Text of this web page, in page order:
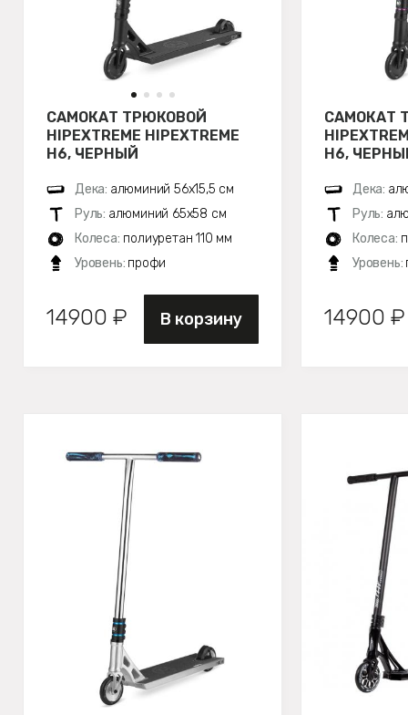
САМОКАТ ТРЮКОВОЙ
HIPEXTREME HIPEXTREME
H6, ЧЕРНЫЙ
Дека: алюминий 56х15,5 см
Руль: алюминий 65x58 см
Колеса: полиуретан 110 мм
Уровень: профи
14900 ₽ В корзину
САМОКАТ
H6,
Дека:
Руль:
Колеса:
Уровень:
14900 ₽